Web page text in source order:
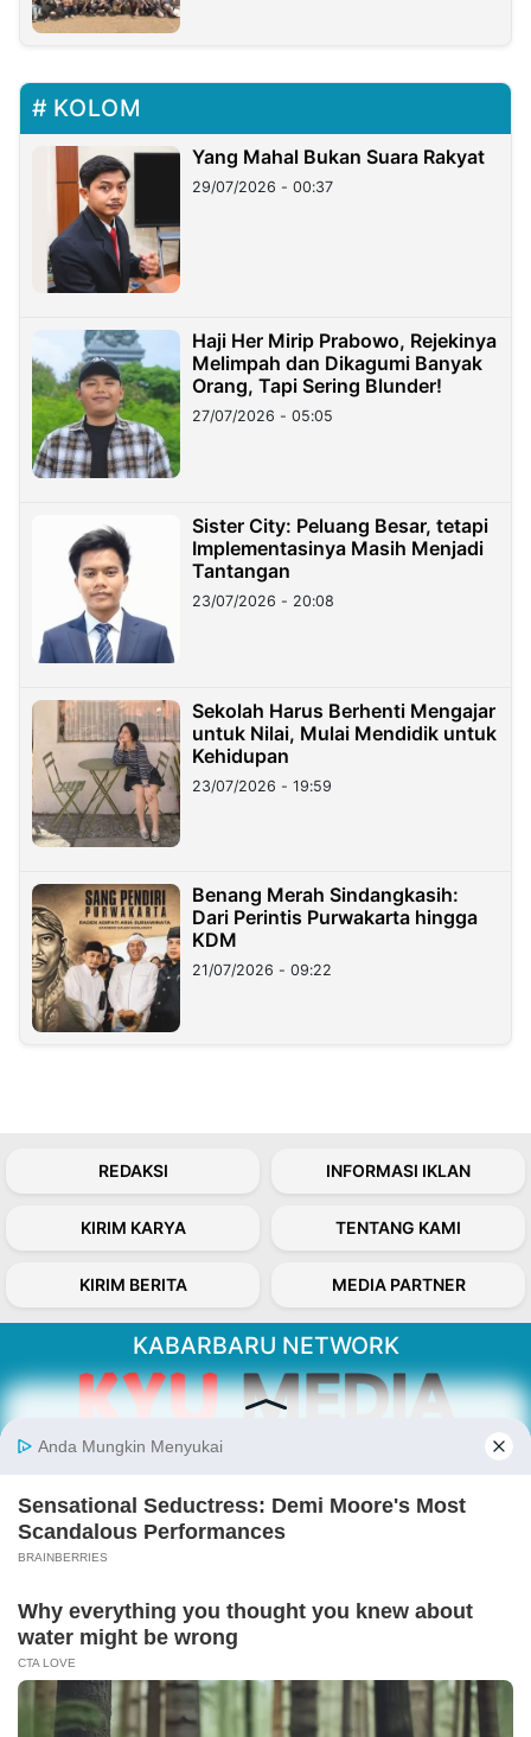
KOLOM
Yang Mahal Bukan Suara Rakyat
29/07/2026 - 00:37
Haji Her Mirip Prabowo, Rejekinya
Melimpah dan Dikagumi Banyak
Orang, Tapi Sering Blunder!
27/07/2026 - 05:05
Sister City: Peluang Besar, tetapi
Implementasinya Masih Menjadi
Tantangan
23/07/2026 - 20:08
Sekolah Harus Berhenti Mengajar
untuk Nilai, Mulai Mendidik untuk
Kehidupan
23/07/2026 - 19:59
Benang Merah Sindangkasih:
Dari Perintis Purwakarta hingga
KDM
21/07/2026 - 09:22
REDAKSI INFORMASI IKLAN
KIRIM KARYA TENTANG KAMI
KIRIM BERITA MEDIA PARTNER
KABARBARU NETWORK
Kabarbaru.co menyajikan berita aktual dan
Follow Kabarbaru